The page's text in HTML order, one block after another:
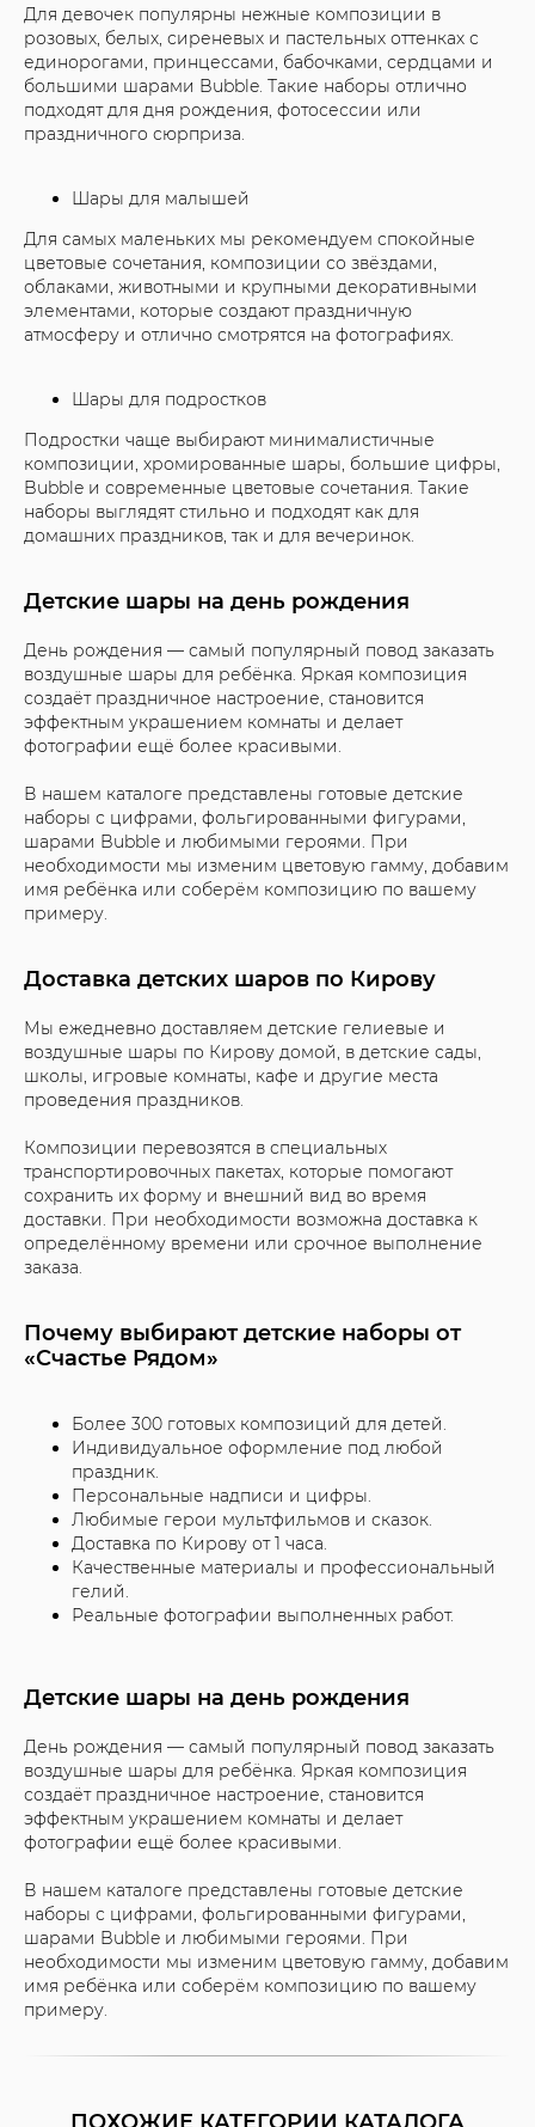
Для девочек популярны нежные композиции в
розовых, белых, сиреневых и пастельных оттенках с
единорогами, принцессами, бабочками, сердцами и
большими шарами Bubble. Такие наборы отлично
подходят для дня рождения, фотосессии или
праздничного сюрприза.
Шары для малышей
Для самых маленьких мы рекомендуем спокойные
цветовые сочетания, композиции со звёздами,
облаками, животными и крупными декоративными
элементами, которые создают праздничную
атмосферу и отлично смотрятся на фотографиях.
Шары для подростков
Подростки чаще выбирают минималистичные
композиции, хромированные шары, большие цифры,
Bubble и современные цветовые сочетания. Такие
наборы выглядят стильно и подходят как для
домашних праздников, так и для вечеринок.
Детские шары на день рождения
День рождения — самый популярный повод заказать
воздушные шары для ребёнка. Яркая композиция
создаёт праздничное настроение, становится
эффектным украшением комнаты и делает
фотографии ещё более красивыми.
В нашем каталоге представлены готовые детские
наборы с цифрами, фольгированными фигурами,
шарами Bubble и любимыми героями. При
необходимости мы изменим цветовую гамму, добавим
имя ребёнка или соберём композицию по вашему
примеру.
Доставка детских шаров по Кирову
Мы ежедневно доставляем детские гелиевые и
воздушные шары по Кирову домой, в детские сады,
школы, игровые комнаты, кафе и другие места
проведения праздников.
Композиции перевозятся в специальных
транспортировочных пакетах, которые помогают
сохранить их форму и внешний вид во время
доставки. При необходимости возможна доставка к
определённому времени или срочное выполнение
заказа.
Почему выбирают детские наборы от
«Счастье Рядом»
Более 300 готовых композиций для детей.
Индивидуальное оформление под любой
праздник.
Персональные надписи и цифры.
Любимые герои мультфильмов и сказок.
Доставка по Кирову от 1 часа.
Качественные материалы и профессиональный
гелий.
Реальные фотографии выполненных работ.
Детские шары на день рождения
День рождения — самый популярный повод заказать
воздушные шары для ребёнка. Яркая композиция
создаёт праздничное настроение, становится
эффектным украшением комнаты и делает
фотографии ещё более красивыми.
В нашем каталоге представлены готовые детские
наборы с цифрами, фольгированными фигурами,
шарами Bubble и любимыми героями. При
необходимости мы изменим цветовую гамму, добавим
имя ребёнка или соберём композицию по вашему
примеру.